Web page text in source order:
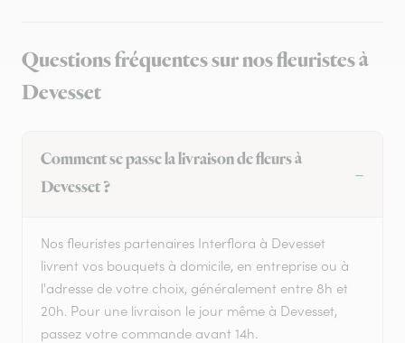
Questions fréquentes sur nos fleuristes à
Devesset
Comment se passe la livraison de fleurs à
Devesset ?
Nos fleuristes partenaires Interflora à Devesset
livrent vos bouquets à domicile, en entreprise ou à
l'adresse de votre choix, généralement entre 8h et
20h. Pour une livraison le jour même à Devesset,
passez votre commande avant 14h.